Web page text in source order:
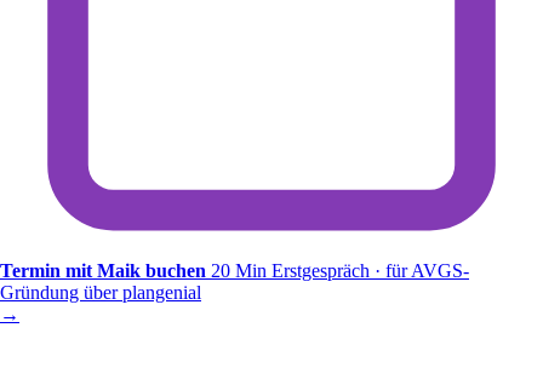
Termin mit Maik buchen 20 Min Erstgespräch · für AVGS-
Gründung über plangenial
→